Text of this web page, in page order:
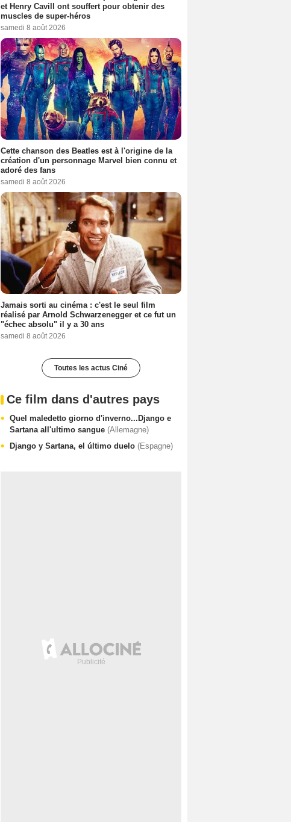
et Henry Cavill ont souffert pour obtenir des
muscles de super-héros
samedi 8 août 2026
Cette chanson des Beatles est à l'origine de la
création d'un personnage Marvel bien connu et
adoré des fans
samedi 8 août 2026
Jamais sorti au cinéma : c'est le seul film
réalisé par Arnold Schwarzenegger et ce fut un
"échec absolu" il y a 30 ans
samedi 8 août 2026
Toutes les actus Ciné
Ce film dans d'autres pays
Quel maledetto giorno d'inverno...Django e
Sartana all'ultimo sangue (Allemagne)
Django y Sartana, el último duelo (Espagne)